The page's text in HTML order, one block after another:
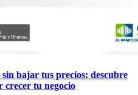
bajar tus precios: descubre
crecer tu negocio